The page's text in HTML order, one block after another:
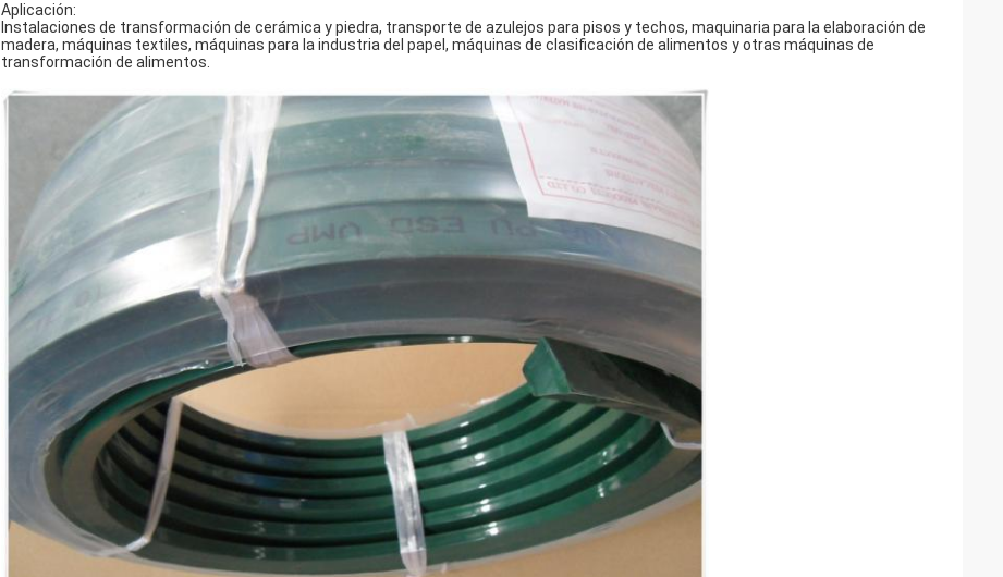
Aplicación:
Instalaciones de transformación de cerámica y piedra, transporte de azulejos para pisos y techos, maquinaria para la elaboración de
madera, máquinas textiles, máquinas para la industria del papel, máquinas de clasificación de alimentos y otras máquinas de
transformación de alimentos.